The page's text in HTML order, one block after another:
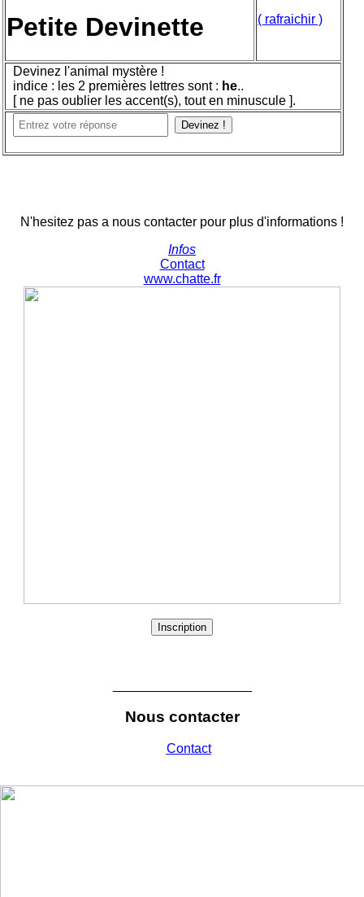
Petite Devinette ( rafraichir )
Devinez l'animal mystère !
indice : les 2 premières lettres sont : he..
[ ne pas oublier les accent(s), tout en minuscule ].
Devinez !
N'hesitez pas a nous contacter pour plus d'informations !
Infos
Contact
www.chatte.fr
Inscription
Nous contacter
Contact